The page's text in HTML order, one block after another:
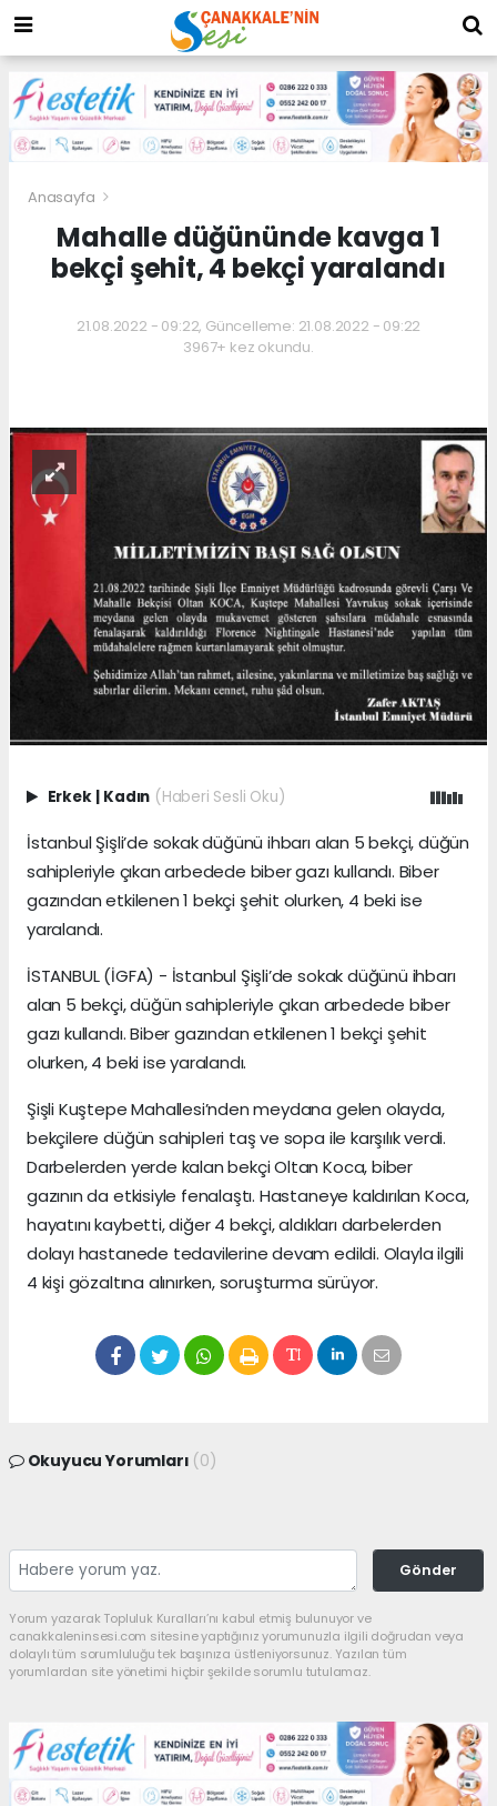
Anasayfa
Mahalle düğününde kavga 1
bekçi şehit, 4 bekçi yaralandı
21.08.2022 - 09:22, Güncelleme: 21.08.2022 - 09:22
3967+ kez okundu.
Erkek Kadın (Haberi Sesli Oku)
İstanbul Şişli’de sokak düğünü ihbarı alan 5 bekçi, düğün
sahipleriyle çıkan arbedede biber gazı kullandı. Biber
gazından etkilenen 1 bekçi şehit olurken, 4 beki ise
yaralandı.
İSTANBUL (İGFA) - İstanbul Şişli’de sokak düğünü ihbarı
alan 5 bekçi, düğün sahipleriyle çıkan arbedede biber
gazı kullandı. Biber gazından etkilenen 1 bekçi şehit
olurken, 4 beki ise yaralandı.
Şişli Kuştepe Mahallesi’nden meydana gelen olayda,
bekçilere düğün sahipleri taş ve sopa ile karşılık verdi.
Darbelerden yerde kalan bekçi Oltan Koca, biber
gazının da etkisiyle fenalaştı. Hastaneye kaldırılan Koca,
hayatını kaybetti, diğer 4 bekçi, aldıkları darbelerden
dolayı hastanede tedavilerine devam edildi. Olayla ilgili
4 kişi gözaltına alınırken, soruşturma sürüyor.
Okuyucu Yorumları (0)
Gönder
Yorum yazarak Topluluk Kuralları’nı kabul etmiş bulunuyor ve
canakkaleninsesi.com sitesine yaptığınız yorumunuzla ilgili doğrudan veya
dolaylı tüm sorumluluğu tek başınıza üstleniyorsunuz. Yazılan tüm
yorumlardan site yönetimi hiçbir şekilde sorumlu tutulamaz.